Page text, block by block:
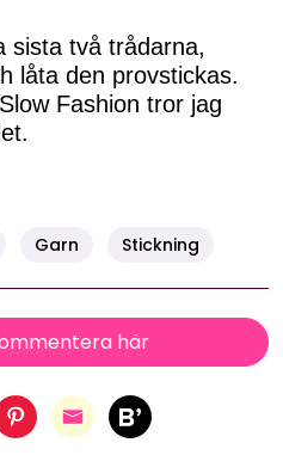
sista två trådarna,
låta den provstickas.
Fashion tror jag
Garn Stickning
här